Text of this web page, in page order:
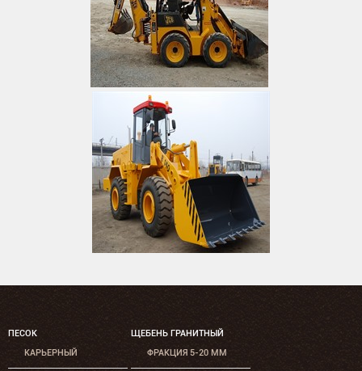
ПЕСОК
КАРЬЕРНЫЙ
ЩЕБЕНЬ ГРАНИТНЫЙ
ФРАКЦИЯ 5-20 ММ